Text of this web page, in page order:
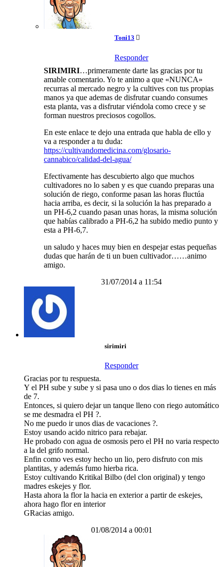
Toni13
Responder
SIRIMIRI…primeramente darte las gracias por tu
amable comentario. Yo te animo a que «NUNCA»
recurras al mercado negro y la cultives con tus propias
manos ya que ademas de disfrutar cuando consumes
esta planta, vas a disfrutar viéndola como crece y se
forman nuestros preciosos cogollos.
En este enlace te dejo una entrada que habla de ello y
va a responder a tu duda:
https://cultivandomedicina.com/glosario-
cannabico/calidad-del-agua/
Efectivamente has descubierto algo que muchos
cultivadores no lo saben y es que cuando preparas una
solución de riego, conforme pasan las horas fluctúa
hacia arriba, es decir, si la solución la has preparado a
un PH-6,2 cuando pasan unas horas, la misma solución
que habías calibrado a PH-6,2 ha subido medio punto y
esta a PH-6,7.
un saludo y haces muy bien en despejar estas pequeñas
dudas que harán de ti un buen cultivador……animo
amigo.
31/07/2014 a 11:54
sirimiri
Responder
Gracias por tu respuesta.
Y el PH sube y sube y si pasa uno o dos dias lo tienes en más
de 7.
Entonces, si quiero dejar un tanque lleno con riego automático
se me desmadra el PH ?.
No me puedo ir unos dias de vacaciones ?.
Estoy usando acido nitrico para rebajar.
He probado con agua de osmosis pero el PH no varia respecto
a la del grifo normal.
Enfin como ves estoy hecho un lio, pero disfruto con mis
plantitas, y además fumo hierba rica.
Estoy cultivando Kritikal Bilbo (del clon original) y tengo
madres eskejes y flor.
Hasta ahora la flor la hacia en exterior a partir de eskejes,
ahora hago flor en interior
GRacias amigo.
01/08/2014 a 00:01